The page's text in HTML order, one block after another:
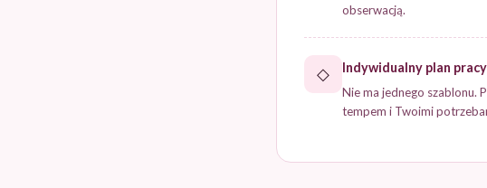
obserwacją.
◇ Indywidualny plan pracy
Nie ma jednego szablonu.
tempem i Twoimi